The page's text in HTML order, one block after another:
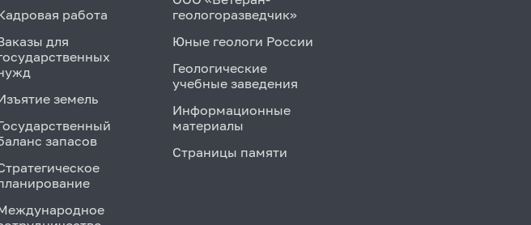
работа
для
земель
запасов
геологоразведчик»
Юные геологи России
Геологические
учебные заведения
Информационные
материалы
Страницы памяти